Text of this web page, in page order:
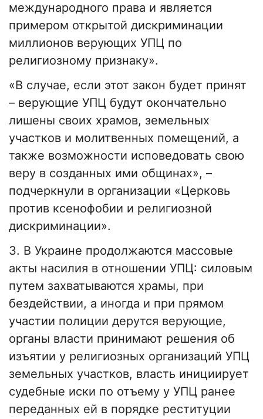
международного права и является
примером открытой дискриминации
миллионов верующих УПЦ по
религиозному признаку».
«В случае, если этот закон будет принят
– верующие УПЦ будут окончательно
лишены своих храмов, земельных
участков и молитвенных помещений, а
также возможности исповедовать свою
веру в созданных ими общинах», –
подчеркнули в организации «Церковь
против ксенофобии и религиозной
дискриминации».
3. В Украине продолжаются массовые
акты насилия в отношении УПЦ: силовым
путем захватываются храмы, при
бездействии, а иногда и при прямом
участии полиции дерутся верующие,
органы власти принимают решения об
изъятии у религиозных организаций УПЦ
земельных участков, власть инициирует
судебные иски по отъему у УПЦ ранее
переданных ей в порядке реституции